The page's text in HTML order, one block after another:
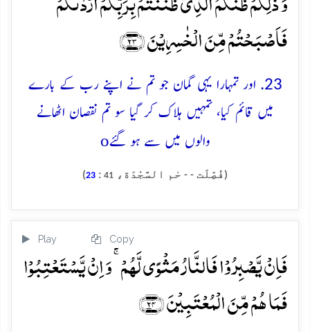
فَاَصۡبَحۡتُمۡ مِّنَ الۡخٰسِرِیۡنَ ﴿۲۳﴾
23. اور تمہارا یہی گمان جو تم نے اپنے رب کے بارے
میں قائم کیا، تمہیں ہلاک کر گیا سو تم نقصان اٹھانے
والوں میں سے ہو گئےo
(فُصِّلَت - - حٰم السَّجْدَة، 41
:
23
)
Play Copy
فَاِنۡ یَّصۡبِرُوۡا فَالنَّارُ مَثۡوًی لَّہُمۡ ۚ وَ اِنۡ یَّسۡتَعۡتِبُوۡا
فَمَا ہُمۡ مِّنَ الۡمُعۡتَبِیۡنَ ﴿۲۴﴾